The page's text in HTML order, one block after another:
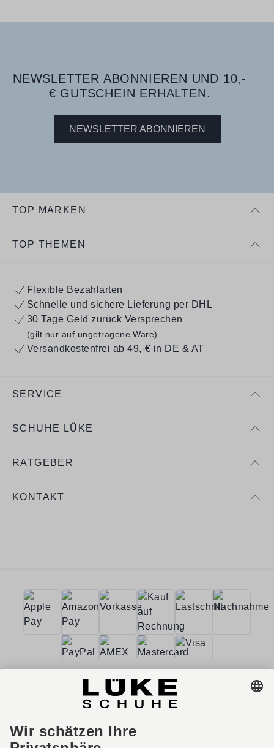
NEWSLETTER ABONNIEREN UND 10,-
€ GUTSCHEIN ERHALTEN.
NEWSLETTER ABONNIEREN
TOP MARKEN
TOP THEMEN
Flexible Bezahlarten
Schnelle und sichere Lieferung per DHL
30 Tage Geld zurück Versprechen
(gilt nur auf ungetragene Ware)
Versandkostenfrei ab 49,-€ in DE & AT
SERVICE
SCHUHE LÜKE
RATGEBER
KONTAKT